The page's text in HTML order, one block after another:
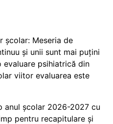
școlar: Meseria de
și unii sunt mai puțini
evaluare psihiatrică din
viitor evaluarea este
anul școlar 2026-2027 cu
pentru recapitulare și